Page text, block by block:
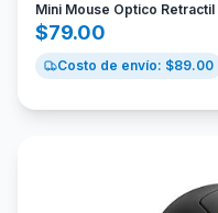
Mini Mouse Optico
$79.00
Costo de envío: $89.00